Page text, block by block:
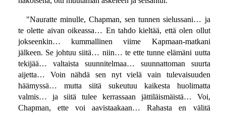
"Nauratte minulle, Chapman, sen tunnen sielussani… ja
te olette aivan oikeassa… En tahdo kieltää, että olen ollut
jokseenkin… kummallinen viime Kapmaan-matkani
jälkeen. Se johtuu siitä… niin… te ette tunne elämäni uutta
tekijää… valtaista suunnitelmaa… suunnattoman suurta
aijetta… Voin nähdä sen nyt vielä vain tulevaisuuden
häämyssä… mutta siitä sukeutuu kaikesta huolimatta
valmis… ja siitä tulee kerrassaan jättiläismäistä… Voi,
Chapman, ette voi aavistaakaan… Rahasta en välitä